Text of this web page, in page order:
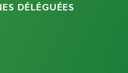
DÉLÉGUÉES